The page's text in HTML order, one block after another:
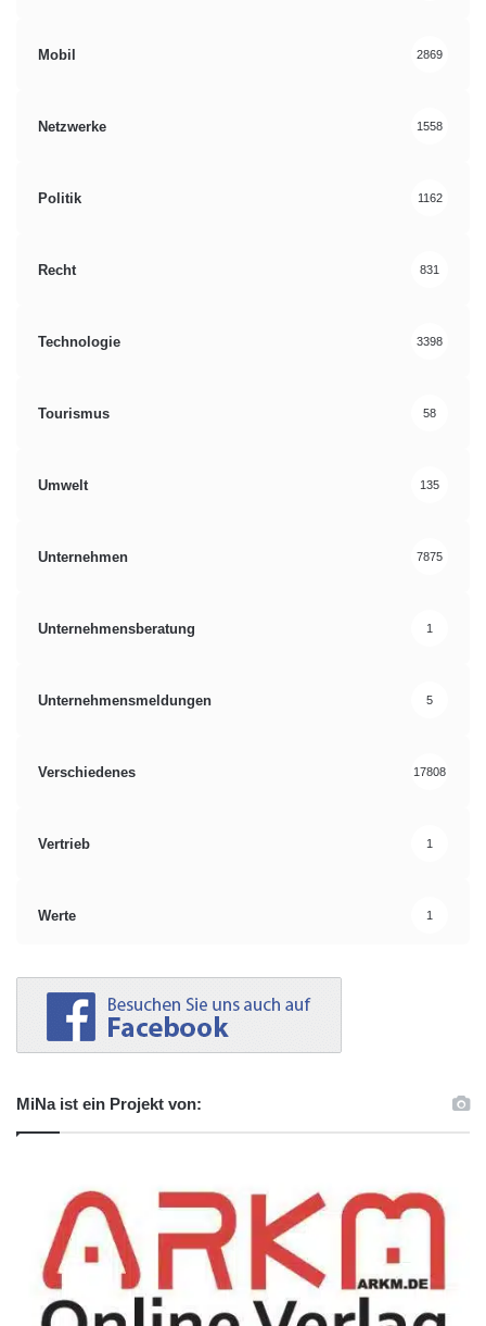
Mobil 2869
Netzwerke 1558
Politik 1162
Recht 831
Technologie 3398
Tourismus 58
Umwelt 135
Unternehmen 7875
Unternehmensberatung 1
Unternehmensmeldungen 5
Verschiedenes 17808
Vertrieb 1
Werte 1
MiNa ist ein Projekt von: